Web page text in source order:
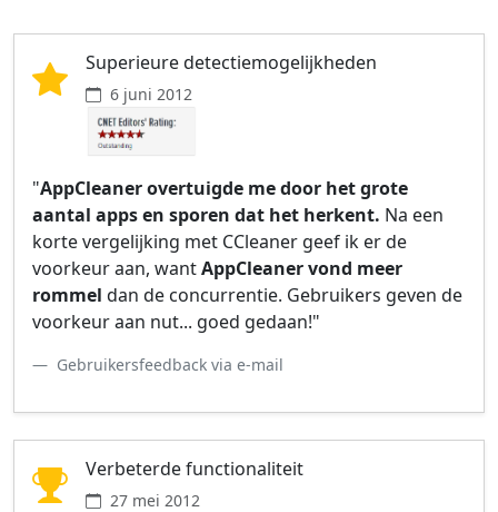
Superieure detectiemogelijkheden
6 juni 2012
"AppCleaner overtuigde me door het grote
aantal apps en sporen dat het herkent. Na een
korte vergelijking met CCleaner geef ik er de
voorkeur aan, wantAppCleaner vond meer
rommel dan de concurrentie. Gebruikers geven de
voorkeur aan nut... goed gedaan!"
Gebruikersfeedback via e-mail
Verbeterde functionaliteit
27 mei 2012